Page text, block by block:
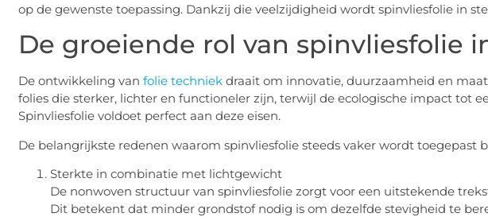
op de gewenste toepassing. Dankzij die veelzijdigheid wordt spinvliesfolie in
De groeiende rol van spinvliesfolie
De ontwikkeling van folie techniek draait om innovatie, duurzaamheid en
folies die sterker, lichter en functioneler zijn, terwijl de ecologische impact tot
Spinvliesfolie voldoet perfect aan deze eisen.
De belangrijkste redenen waarom spinvliesfolie steeds vaker wordt toegepast
Sterkte in combinatie met lichtgewicht
De nonwoven structuur van spinvliesfolie zorgt voor een uitstekende
Dit betekent dat minder grondstof nodig is om dezelfde stevigheid te